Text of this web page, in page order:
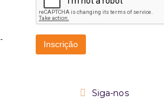
Siga-nos